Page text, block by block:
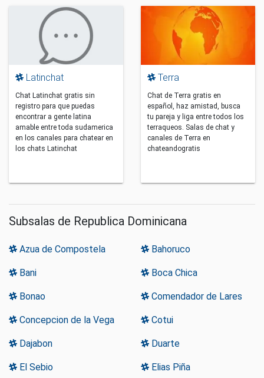
Latinchat
Chat Latinchat gratis sin
registro para que puedas
encontrar a gente latina
amable entre toda sudamerica
en los canales para chatear en
los chats Latinchat
Terra
Chat de Terra gratis en
español, haz amistad, busca
tu pareja y liga entre todos los
terraqueos. Salas de chat y
canales de Terra en
chateandogratis
Subsalas de Republica Dominicana
Azua de Compostela Bahoruco
Bani Boca Chica
Bonao Comendador de Lares
Concepcion de la Vega Cotui
Dajabon Duarte
El Sebio Elias Piña